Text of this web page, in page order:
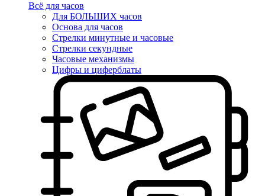
Всё для часов
Для БОЛЬШИХ часов
Основа для часов
Стрелки минутные и часовые
Стрелки секундные
Часовые механизмы
Цифры и циферблаты